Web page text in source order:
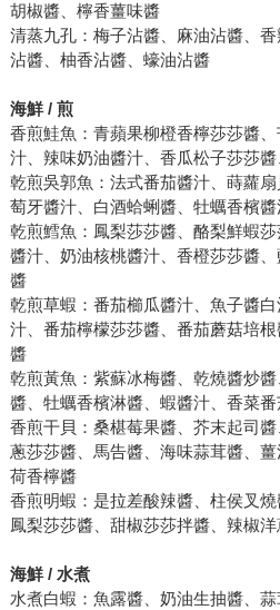
胡椒醬、檸香薑味醬
清蒸九孔：梅子沾醬、麻油沾醬、
沾醬、柚香沾醬、蠔油沾醬
海鮮 / 煎
香煎鮭魚：青蘋果柳橙香檸莎莎醬
汁、辣味奶油醬汁、香瓜松子莎莎
乾煎吳郭魚：法式番茄醬汁、蒔蘿
萄牙醬汁、白酒蛤蜊醬、牡蠣香檳醬
乾煎鱈魚：鳳梨莎莎醬、酪梨鮮蝦
醬汁、奶油核桃醬汁、香橙莎莎醬
醬
乾煎草蝦：番茄櫛瓜醬汁、魚子醬
汁、番茄檸檬莎莎醬、番茄蘑菇培
醬
乾煎黃魚：紫蘇冰梅醬、乾燒醬炒
醬、牡蠣香檳淋醬、蝦醬汁、香菜
香煎干貝：桑椹莓果醬、芥末起司
蔥莎莎醬、馬告醬、海味蒜茸醬、
荷香檸醬
香煎明蝦：是拉差酸辣醬、柱侯叉
鳳梨莎莎醬、甜椒莎莎拌醬、辣椒
海鮮 / 水煮
水煮白蝦：魚露醬、奶油生抽醬、